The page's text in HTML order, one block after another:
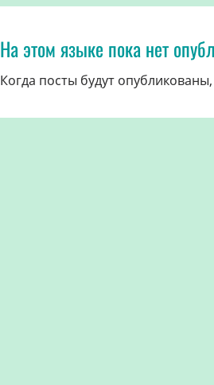
На этом языке пока нет
Когда посты будут